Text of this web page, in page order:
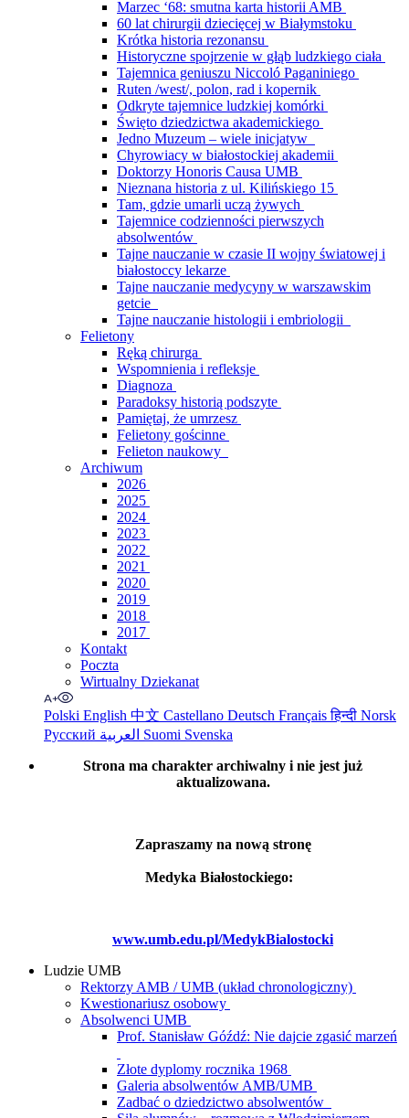
Marzec ‘68: smutna karta historii AMB
60 lat chirurgii dziecięcej w Białymstoku
Krótka historia rezonansu
Historyczne spojrzenie w głąb ludzkiego ciała
Tajemnica geniuszu Niccoló Paganiniego
Ruten /west/, polon, rad i kopernik
Odkryte tajemnice ludzkiej komórki
Święto dziedzictwa akademickiego
Jedno Muzeum – wiele inicjatyw
Chyrowiacy w białostockiej akademii
Doktorzy Honoris Causa UMB
Nieznana historia z ul. Kilińskiego 15
Tam, gdzie umarli uczą żywych
Tajemnice codzienności pierwszych
absolwentów
Tajne nauczanie w czasie II wojny światowej i
białostoccy lekarze
Tajne nauczanie medycyny w warszawskim
getcie
Tajne nauczanie histologii i embriologii
Felietony
Ręką chirurga
Wspomnienia i refleksje
Diagnoza
Paradoksy historią podszyte
Pamiętaj, że umrzesz
Felietony gościnne
Felieton naukowy
Archiwum
2026
2025
2024
2023
2022
2021
2020
2019
2018
2017
Kontakt
Poczta
Wirtualny Dziekanat
Polski English 中文 Castellano Deutsch Françaisहिन्दी Norsk
Русский
Suomi Svenska
Strona ma charakter archiwalny i nie jest już
aktualizowana.
Zapraszamy na nową stronę
Medyka Białostockiego:
www.umb.edu.pl/MedykBialostocki
Ludzie UMB
Rektorzy AMB / UMB (układ chronologiczny)
Kwestionariusz osobowy
Absolwenci UMB
Prof. Stanisław Góźdź: Nie dajcie zgasić marzeń
Złote dyplomy rocznika 1968
Galeria absolwentów AMB/UMB
Zadbać o dziedzictwo absolwentów